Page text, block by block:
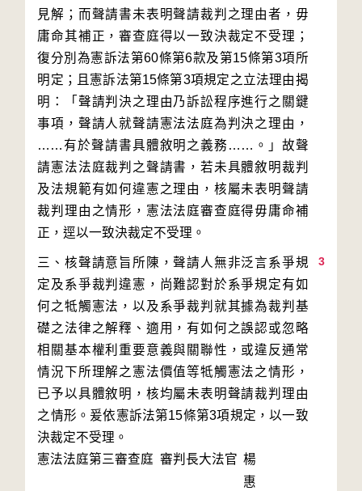
見解；而聲請書未表明聲請裁判之理由者，毋
庸命其補正，審查庭得以一致決裁定不受理；
復分別為憲訴法第60條第6款及第15條第3項所
明定；且憲訴法第15條第3項規定之立法理由揭
明：「聲請判決之理由乃訴訟程序進行之關鍵
事項，聲請人就聲請憲法法庭為判決之理由，
……有於聲請書具體敘明之義務……。」故聲
請憲法法庭裁判之聲請書，若未具體敘明裁判
及法規範有如何違憲之理由，核屬未表明聲請
裁判理由之情形，憲法法庭審查庭得毋庸命補
3
三、核聲請意旨所陳，聲請人無非泛言系爭規
定及系爭裁判違憲，尚難認對於系爭規定有如
何之牴觸憲法，以及系爭裁判就其據為裁判基
礎之法律之解釋、適用，有如何之誤認或忽略
相關基本權利重要意義與關聯性，或違反通常
情況下所理解之憲法價值等牴觸憲法之情形，
已予以具體敘明，核均屬未表明聲請裁判理由
之情形。爰依憲訴法第15條第3項規定，以一致
決裁定不受理。
憲法法庭第三審查庭 審判長大法官 楊
惠